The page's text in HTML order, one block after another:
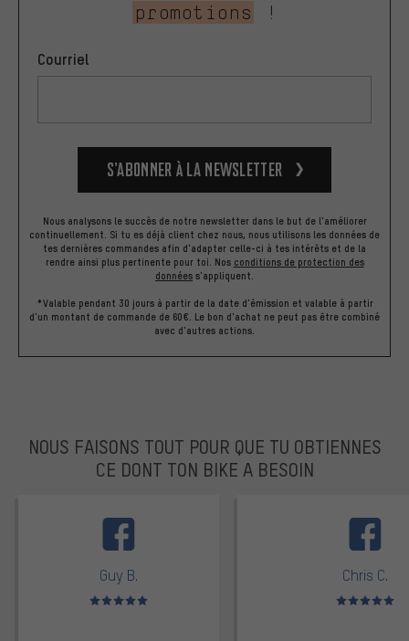
promotions !
Courriel
S’abonner à la newsletter
Nous analysons le succès de notre newsletter dans le but de l'améliorer
continuellement. Si tu es déjà client chez nous, nous utilisons les données de
tes dernières commandes afin d'adapter celle-ci à tes intérêts et de la
rendre ainsi plus pertinente pour toi. Nos conditions de protection des
données s'appliquent.
*Valable pendant 30 jours à partir de la date d'émission et valable à partir
d'un montant de commande de 60€. Le bon d'achat ne peut pas être combiné
avec d'autres actions.
NOUS FAISONS TOUT POUR QUE TU OBTIENNES
CE DONT TON BIKE A BESOIN
Guy B.
Note moyenne : 5 sur 5
Chris C.
Note moyenne :